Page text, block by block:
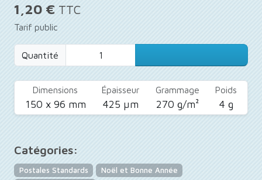
1,20 € TTC
Tarif public
Quantité
Dimensions
150 x 96 mm
Épaisseur
425 µm
Grammage
270 g/m²
Poids
4 g
Catégories:
Postales Standards
Noël et Bonne Année